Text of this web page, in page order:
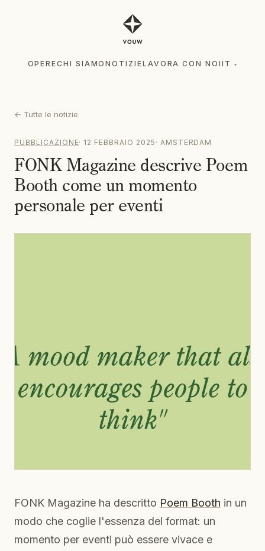
OPERECHI SIAMONOTIZIELAVORA CON NOI IT ▾
← Tutte le notizie
PUBBLICAZIONE· 12 FEBBRAIO 2025 · AMSTERDAM
FONK Magazine descrive Poem
Booth come un momento
personale per eventi
FONK Magazine ha descritto Poem Booth in un
modo che coglie l'essenza del format: un
momento per eventi può essere vivace e